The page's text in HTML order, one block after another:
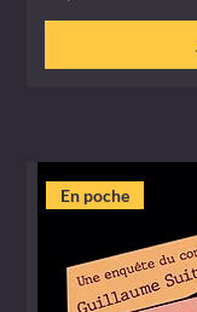
En poche